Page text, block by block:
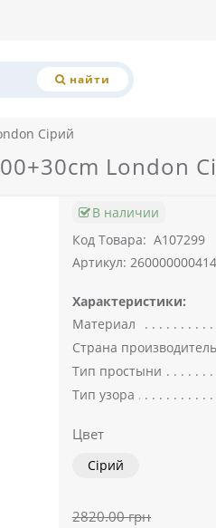
найти
Сірий
London
В наличии
Код Товара: A107299
Артикул:
Характеристики:
Материал
Страна производитель
Тип простыни
Тип узора
Цвет
Сірий
2820.00 грн